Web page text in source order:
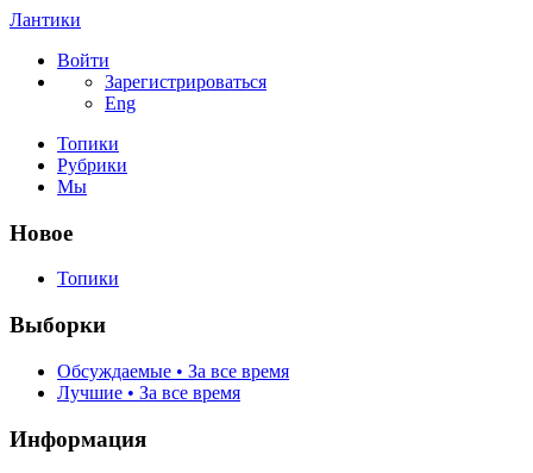
Лантики
Войти
Зарегистрироваться
Eng
Топики
Рубрики
Мы
Новое
Топики
Выборки
Обсуждаемые • За все время
Лучшие • За все время
Информация